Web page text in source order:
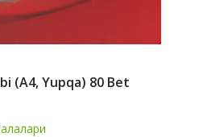
(А4, Yupqa) 80 Bet